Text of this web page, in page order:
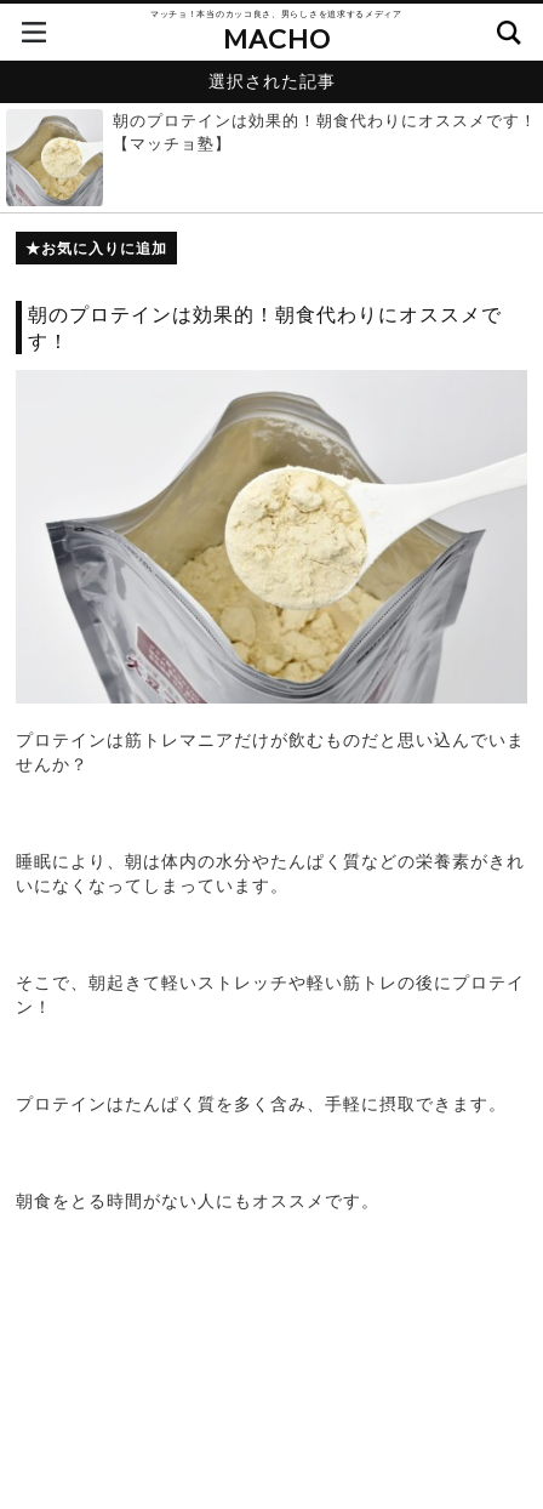
マッチョ！本当のカッコ良さ、男らしさを追求するメディア
MACHO
選択された記事
朝のプロテインは効果的！朝食代わりにオススメです！
【マッチョ塾】
お気に入りに追加
朝のプロテインは効果的！朝食代わりにオススメで
す！
プロテインは筋トレマニアだけが飲むものだと思い込んでいま
せんか？
睡眠により、朝は体内の水分やたんぱく質などの栄養素がきれ
いになくなってしまっています。
そこで、朝起きて軽いストレッチや軽い筋トレの後にプロテイ
ン！
プロテインはたんぱく質を多く含み、手軽に摂取できます。
朝食をとる時間がない人にもオススメです。